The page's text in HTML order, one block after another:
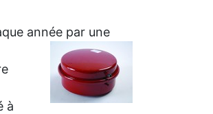
année par une
à